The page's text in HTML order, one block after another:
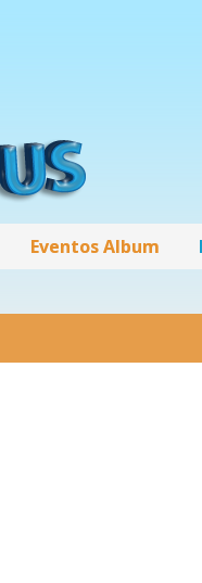
Eventos Album